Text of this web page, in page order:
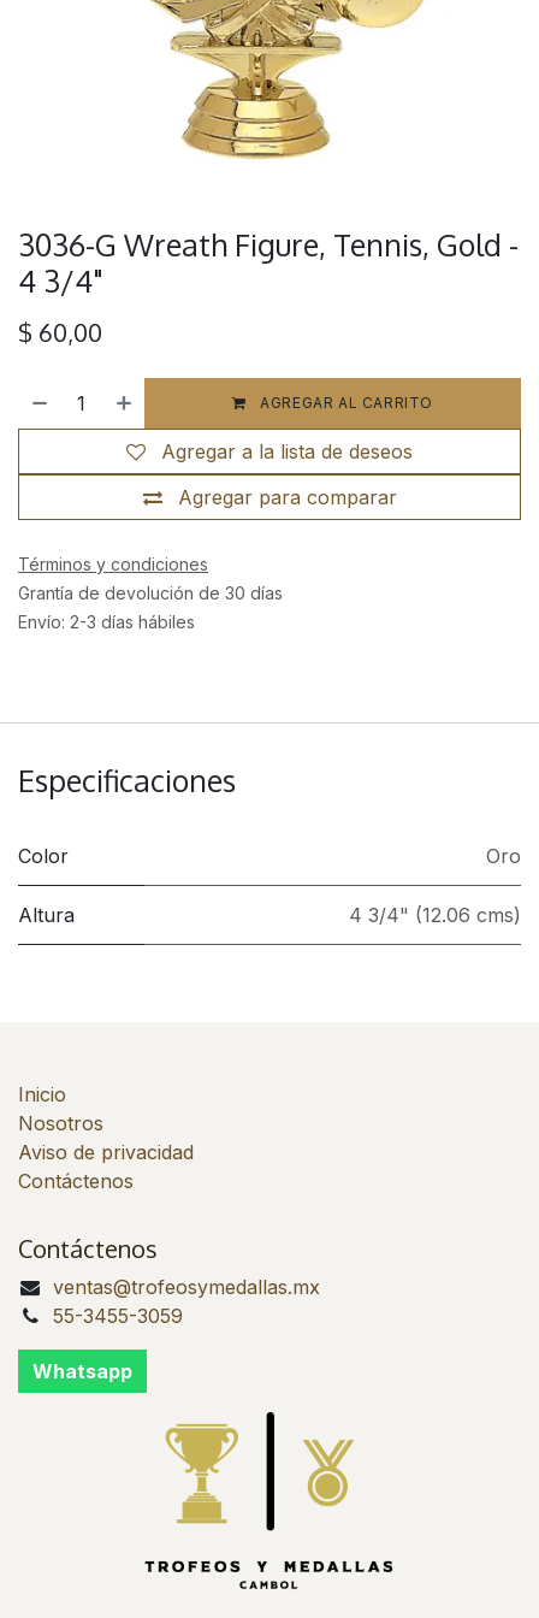
3036-G Wreath Figure, Tennis, Gold -
4 3/4"
$ 60,00
AGREGAR AL CARRITO
Agregar para comparar
Agregar a la lista de deseos
Términos y condiciones
Grantía de devolución de 30 días
Envío: 2-3 días hábiles
Especificaciones
Color Oro
Altura 4 3/4" (12.06 cms)
Inicio
Nosotros
Aviso de privacidad
Contáctenos
Contáctenos
ventas@trofeosymedallas.mx
55-3455-3059
Whatsapp